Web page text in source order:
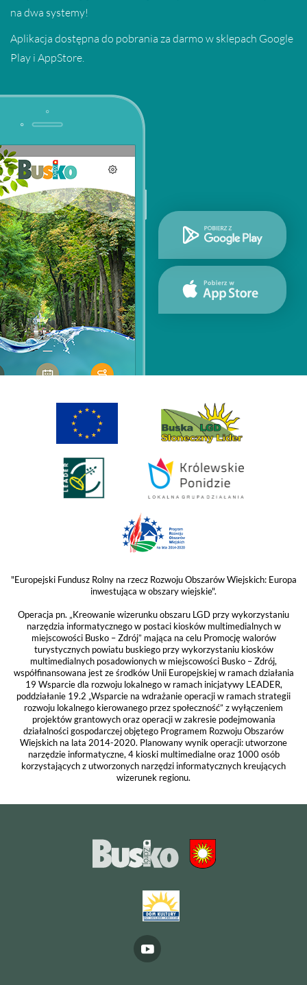
na dwa systemy!
Aplikacja dostępna do pobrania za darmo w sklepach Google
Play i AppStore.
"Europejski Fundusz Rolny na rzecz Rozwoju Obszarów Wiejskich: Europa
inwestująca w obszary wiejskie".
Operacja pn. „Kreowanie wizerunku obszaru LGD przy wykorzystaniu
narzędzia informatycznego w postaci kiosków multimedialnych w
miejscowości Busko – Zdrój” mająca na celu Promocję walorów
turystycznych powiatu buskiego przy wykorzystaniu kiosków
multimedialnych posadowionych w miejscowości Busko – Zdrój,
współfinansowana jest ze środków Unii Europejskiej w ramach działania
19 Wsparcie dla rozwoju lokalnego w ramach inicjatywy LEADER,
poddziałanie 19.2 „Wsparcie na wdrażanie operacji w ramach strategii
rozwoju lokalnego kierowanego przez społeczność” z wyłączeniem
projektów grantowych oraz operacji w zakresie podejmowania
działalności gospodarczej objętego Programem Rozwoju Obszarów
Wiejskich na lata 2014-2020. Planowany wynik operacji: utworzone
narzędzie informatyczne, 4 kioski multimedialne oraz 1000 osób
korzystających z utworzonych narzędzi informatycznych kreujących
wizerunek regionu.